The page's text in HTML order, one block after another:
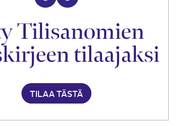
Tilisanomien
tilaajaksi
TILAA TÄSTÄ